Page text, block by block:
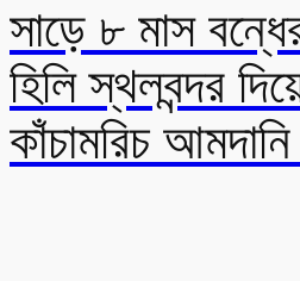
সাড়ে ৮ মাস
হিলি স্থলবন্দর
কাঁচামরিচ